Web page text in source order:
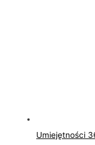
Umiejętności